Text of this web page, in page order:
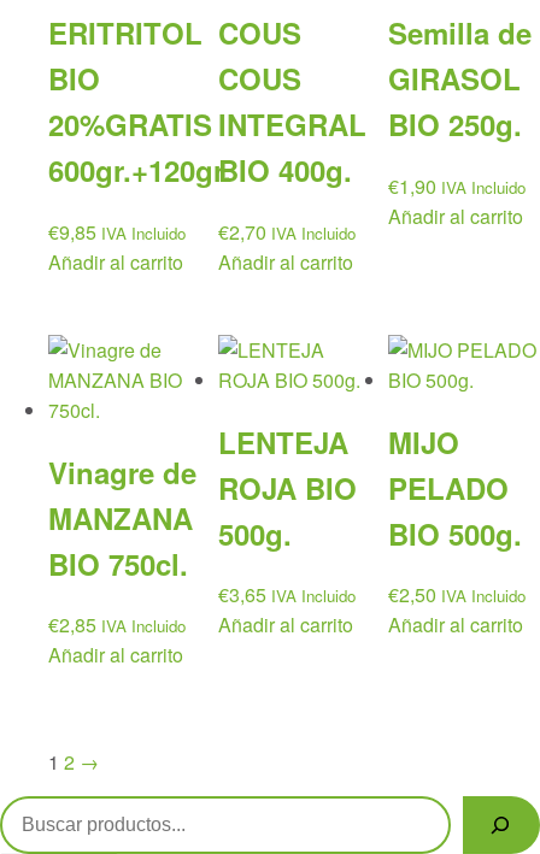
ERITRITOL
BIO
20%GRATIS
600gr.+120gr.
€9,85 IVA Incluido
Añadir al carrito
COUS
COUS
INTEGRAL
BIO 400g.
€2,70 IVA Incluido
Añadir al carrito
Semilla de
GIRASOL
BIO 250g.
€1,90 IVA Incluido
Añadir al carrito
Vinagre de
MANZANA
BIO 750cl.
€2,85 IVA Incluido
Añadir al carrito
LENTEJA
ROJA BIO
500g.
€3,65 IVA Incluido
Añadir al carrito
MIJO
PELADO
BIO 500g.
€2,50 IVA Incluido
Añadir al carrito
1 2 →
Buscar